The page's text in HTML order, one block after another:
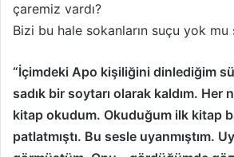
çaremiz vardı?
Bizi bu hale sokanların suçu yok mu
“İçimdeki Apo kişiliğini dinlediğim
sadık bir soytarı olarak kaldım. Her
kitap okudum. Okuduğum ilk kitap
patlatmıştı. Bu sesle uyanmıştım.